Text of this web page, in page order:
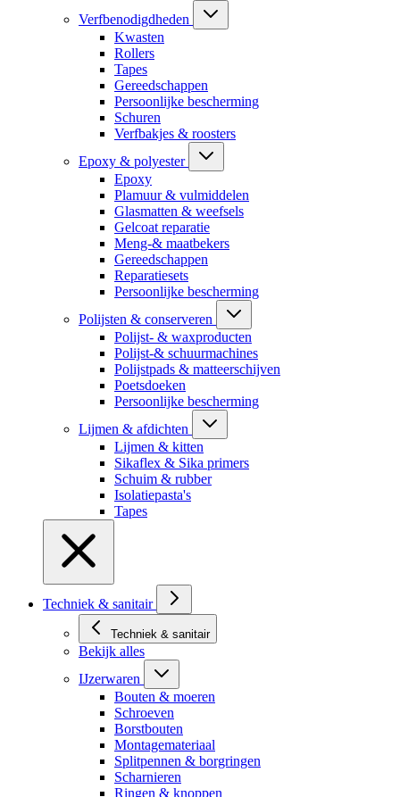
Verfbenodigdheden
Kwasten
Rollers
Tapes
Gereedschappen
Persoonlijke bescherming
Schuren
Verfbakjes & roosters
Epoxy & polyester
Epoxy
Plamuur & vulmiddelen
Glasmatten & weefsels
Gelcoat reparatie
Meng-& maatbekers
Gereedschappen
Reparatiesets
Persoonlijke bescherming
Polijsten & conserveren
Polijst- & waxproducten
Polijst-& schuurmachines
Polijstpads & matteerschijven
Poetsdoeken
Persoonlijke bescherming
Lijmen & afdichten
Lijmen & kitten
Sikaflex & Sika primers
Schuim & rubber
Isolatiepasta's
Tapes
Techniek & sanitair
Techniek & sanitair
Bekijk alles
IJzerwaren
Bouten & moeren
Schroeven
Borstbouten
Montagemateriaal
Splitpennen & borgringen
Scharnieren
Ringen & knoppen